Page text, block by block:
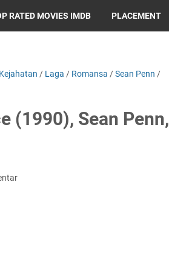
RATED MOVIES IMDB PLACEMENT
Kejahatan / Laga / Romansa /Sean Penn /
(1990), Sean Penn,